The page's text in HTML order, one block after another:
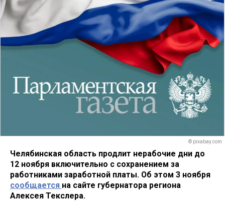
© pixabay.com
Челябинская область продлит нерабочие дни до
12 ноября включительно с сохранением за
работниками заработной платы. Об этом 3 ноября
сообщается на сайте губернатора региона
Алексея Текслера.